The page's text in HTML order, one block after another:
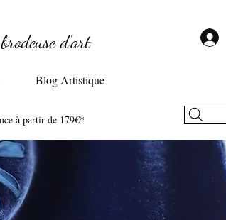
d'art
Blog Artistique
à partir de 179€*​